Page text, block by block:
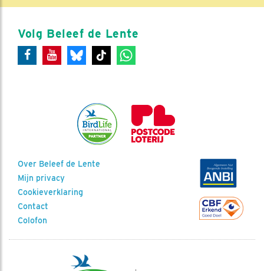
Volg Beleef de Lente
Over Beleef de Lente
Mijn privacy
Cookieverklaring
Contact
Colofon